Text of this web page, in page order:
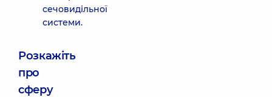
сечовидільної
системи.
Розкажіть
про
сферу